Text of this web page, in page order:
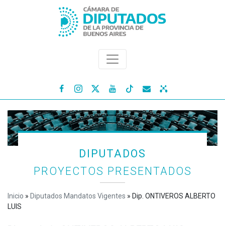
   
DIPUTADOS
PROYECTOS PRESENTADOS
Inicio » Diputados Mandatos Vigentes » Dip. ONTIVEROS ALBERTO
LUIS